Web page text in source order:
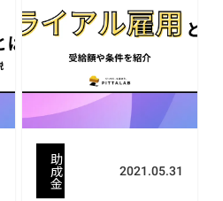
助
成
金
2021.05.31